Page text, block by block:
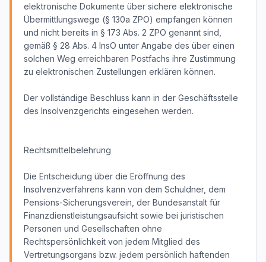
elektronische Dokumente über sichere elektronische
Übermittlungswege (§ 130a ZPO) empfangen können
und nicht bereits in § 173 Abs. 2 ZPO genannt sind,
gemäß § 28 Abs. 4 InsO unter Angabe des über einen
solchen Weg erreichbaren Postfachs ihre Zustimmung
zu elektronischen Zustellungen erklären können.
Der vollständige Beschluss kann in der Geschäftsstelle
des Insolvenzgerichts eingesehen werden.
Rechtsmittelbelehrung
Die Entscheidung über die Eröffnung des
Insolvenzverfahrens kann von dem Schuldner, dem
Pensions-Sicherungsverein, der Bundesanstalt für
Finanzdienstleistungsaufsicht sowie bei juristischen
Personen und Gesellschaften ohne
Rechtspersönlichkeit von jedem Mitglied des
Vertretungsorgans bzw. jedem persönlich haftenden